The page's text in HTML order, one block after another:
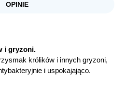
OPINIE
i gryzoni.
królików i innych gryzoni,
i uspokajająco.